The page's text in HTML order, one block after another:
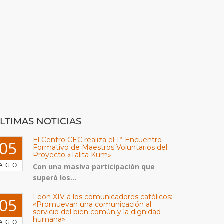
NOTICIAS
El Centro CEC realiza el 1° Encuentro
Formativo de Maestros Voluntarios del
Proyecto «Talita Kum»
Con una masiva participación que
superó los...
León XIV a los comunicadores católicos:
«Promuevan una comunicación al
servicio del bien común y la dignidad
humana»